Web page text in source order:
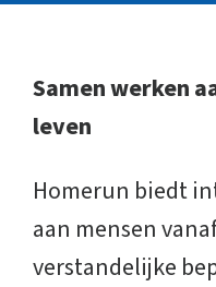
Samen werken
leven
Homerun biedt
aan mensen
verstandelijke